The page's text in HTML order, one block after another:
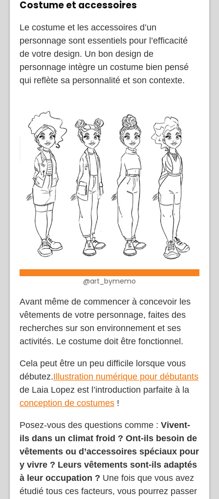
Costume et accessoires
Le costume et les accessoires d’un
personnage sont essentiels pour l’efficacité
de votre design. Un bon design de
personnage intègre un costume bien pensé
qui reflète sa personnalité et son contexte.
@art_bymemo
Avant même de commencer à concevoir les
vêtements de votre personnage, faites des
recherches sur son environnement et ses
activités. Le costume doit être fonctionnel.
Cela peut être un peu difficile lorsque vous
débutez.Illustration numérique pour débutants
de Laia Lopez est l’introduction parfaite à la
conception de costumes !
Posez-vous des questions comme : Vivent-
ils dans un climat froid ? Ont-ils besoin de
vêtements ou d’accessoires spéciaux pour
y vivre ? Leurs vêtements sont-ils adaptés
à leur occupation ? Une fois que vous avez
étudié tous ces facteurs, vous pourrez passer